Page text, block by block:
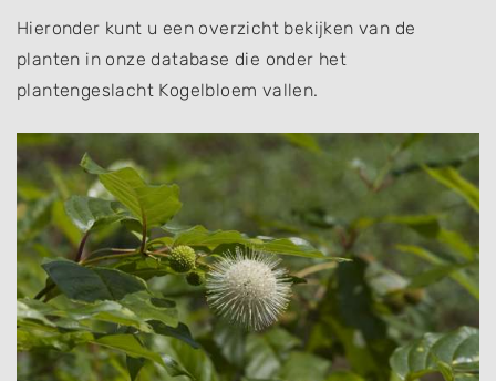
Hieronder kunt u een overzicht bekijken van de
planten in onze database die onder het
plantengeslacht Kogelbloem vallen.